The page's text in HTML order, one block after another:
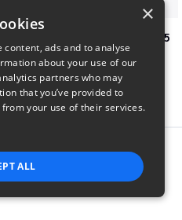
Raised on Country Since 85
this product
×
ads and to analyse
about your use of our
partners who may
that you’ve provided to
your use of their services.
ALL
PERFORMANCE